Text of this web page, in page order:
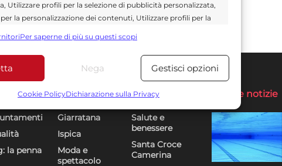
Utilizzare profili per la selezione di pubblicità personalizzata,
la personalizzazione dei contenuti, Utilizzare profili per la
limitati per la selezione dei contenuti.
Sempre attivo
dati provenienti da altre fonti di dati,
trasmesse automaticamente.
di geolocalizzazione precisi, Riconoscere i
base a informazioni richieste attivamente.
Per saperne di più su questi scopi
Nega Gestisci opzioni
Cookie PolicyDichiarazione sulla Privacy
la penna
Giarratana
Ispica
Moda e
spettacolo
Salute e
benessere
Santa Croce
Camerina
Ultime notizie